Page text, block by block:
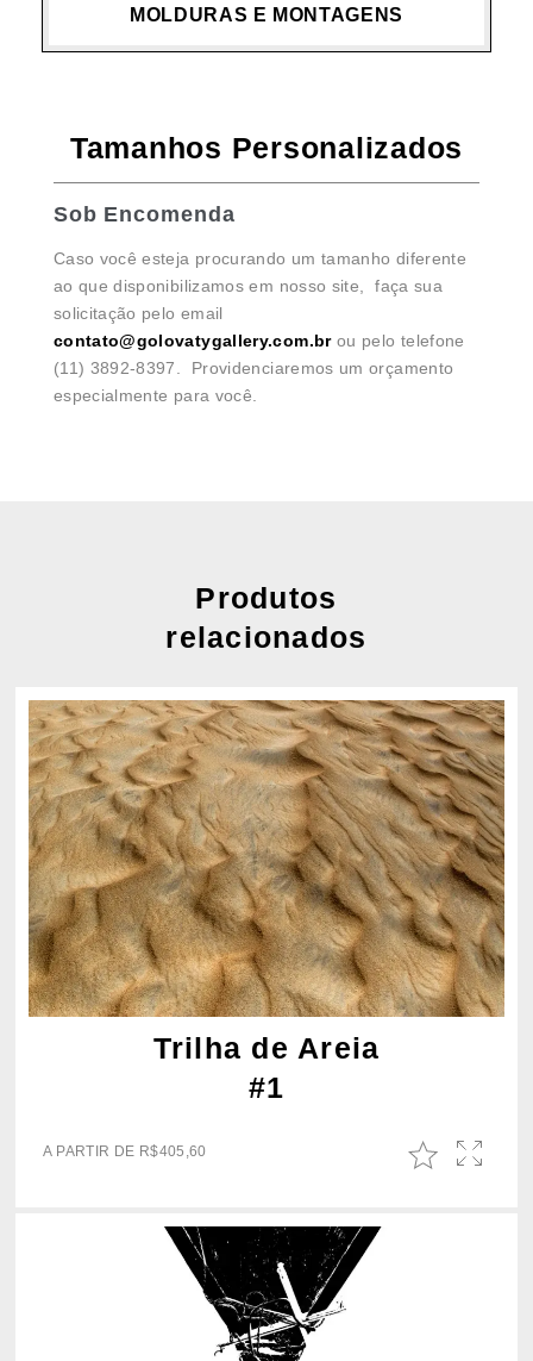
MOLDURAS E MONTAGENS
Tamanhos Personalizados
Sob Encomenda
Caso você esteja procurando um tamanho diferente
ao que disponibilizamos em nosso site, faça sua
solicitação pelo email
contato@golovatygallery.com.brou pelo telefone
(11) 3892-8397. Providenciaremos um orçamento
especialmente para você.
Produtos
relacionados
Trilha de Areia
#1
A PARTIR DE R$405,60